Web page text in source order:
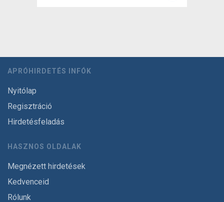
APRÓHIRDETÉS INFÓK
Nyitólap
Regisztráció
Hirdetésfeladás
HASZNOS OLDALAK
Megnézett hirdetések
Kedvenceid
Rólunk